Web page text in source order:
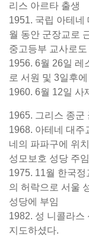
리스 아르타 출생
1951. 국립 아테네
월 동안 군장교로
중고등부 교사로
1956. 6월 26일 레
로 서원 및 3일후
1960. 6월 12일 사
1965. 그리스 종군
1968. 아테네 대주
네의 파파구에 위
성모보호 성당 주
1975. 11월 한국
의 허락으로 서울
성당에 부임
1982. 성 니콜라스
지도하셨다.